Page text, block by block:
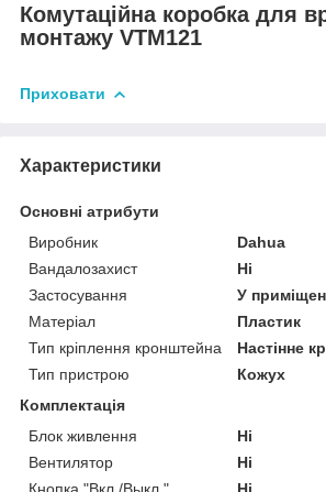
Комутаційна коробка для
монтажу VTM121
Приховати
Характеристики
Основні атрибути
Виробник
Dahua
Вандалозахист
Ні
Застосування
У
Матеріал
Пластик
Тип кріплення кронштейна
Настінне
Тип пристрою
Кожух
Комплектація
Блок живлення
Ні
Вентилятор
Ні
Кнопка "Вкл./Выкл."
Ні